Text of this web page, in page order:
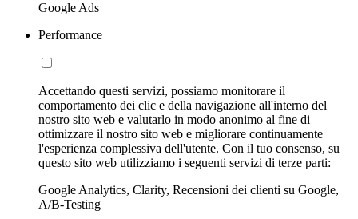
Google Ads
Performance
Accettando questi servizi, possiamo monitorare il
comportamento dei clic e della navigazione all'interno del
nostro sito web e valutarlo in modo anonimo al fine di
ottimizzare il nostro sito web e migliorare continuamente
l'esperienza complessiva dell'utente. Con il tuo consenso, su
questo sito web utilizziamo i seguenti servizi di terze parti:
Google Analytics, Clarity, Recensioni dei clienti su Google,
A/B-Testing